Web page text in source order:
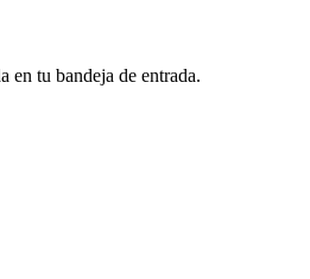
en tu bandeja de entrada.